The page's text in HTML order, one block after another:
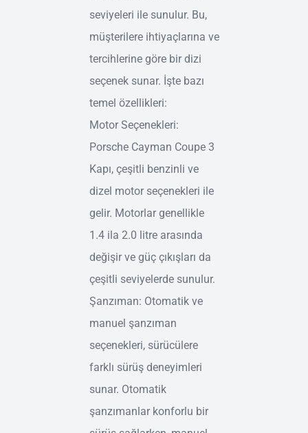
seviyeleri ile sunulur. Bu,
müşterilere ihtiyaçlarına ve
tercihlerine göre bir dizi
seçenek sunar. İşte bazı
temel özellikleri:
Motor Seçenekleri:
Porsche Cayman Coupe 3
Kapı, çeşitli benzinli ve
dizel motor seçenekleri ile
gelir. Motorlar genellikle
1.4 ila 2.0 litre arasında
değişir ve güç çıkışları da
çeşitli seviyelerde sunulur.
Şanzıman: Otomatik ve
manuel şanzıman
seçenekleri, sürücülere
farklı sürüş deneyimleri
sunar. Otomatik
şanzımanlar konforlu bir